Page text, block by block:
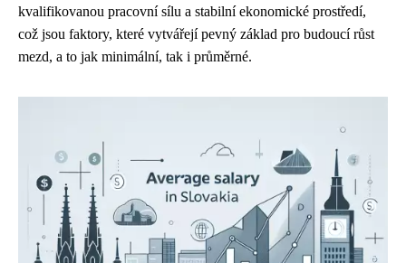
kvalifikovanou pracovní sílu a stabilní ekonomické prostředí,
což jsou faktory, které vytvářejí pevný základ pro budoucí růst
mezd, a to jak minimální, tak i průměrné.